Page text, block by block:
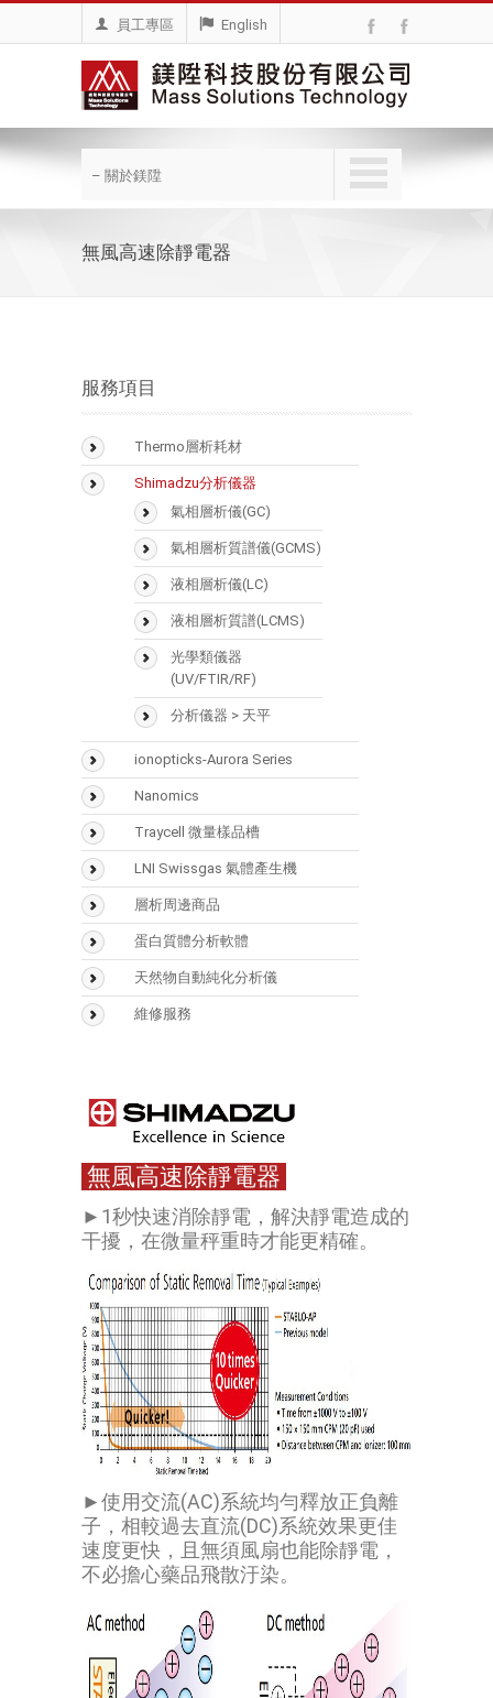
員工專區 English
– 關於鎂陞
無風高速除靜電器
服務項目
Thermo層析耗材
BioLC Column
SMART Digest Kit
CX-1 pH Gradient Buffer
固相萃取匣
樣品瓶
Accucore
Acclaim
Hypercarb
Syncronis
Shimadzu分析儀器
氣相層析儀(GC)
氣相層析質譜儀(GCMS)
液相層析儀(LC)
液相層析質譜(LCMS)
光學類儀器
(UV/FTIR/RF)
分析儀器 > 天平
ionopticks-Aurora Series
Nanomics
Traycell 微量樣品槽
LNI Swissgas 氣體產生機
層析周邊商品
Vaplock
蛋白質體分析軟體
Mascot
Biognosys
天然物自動純化分析儀
Sepbox Systems –
維修服務
無風高速除靜電器
►1秒快速消除靜電，解決靜電造成的
干擾，在微量秤重時才能更精確。
►使用交流(AC)系統均勻釋放正負離
子，相較過去直流(DC)系統效果更佳
速度更快，且無須風扇也能除靜電，
不必擔心藥品飛散汙染。